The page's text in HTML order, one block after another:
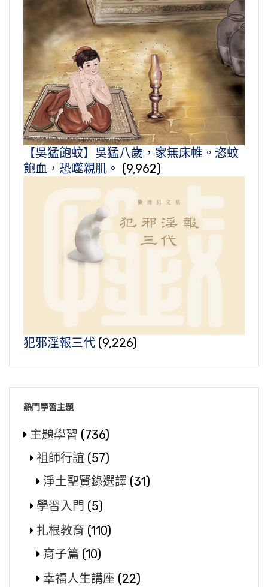
【吳猛飽蚊】吳猛八歲，家無床帷。恣蚊
飽血，恐噬親肌。 (9,962)
犯邪淫報三代 (9,226)
熱門學習主題
主題學習 (736)
祖師行誼 (57)
淨土聖賢錄選譯 (31)
學習入門 (5)
扎根教育 (110)
育子篇 (10)
幸福人生講座 (22)